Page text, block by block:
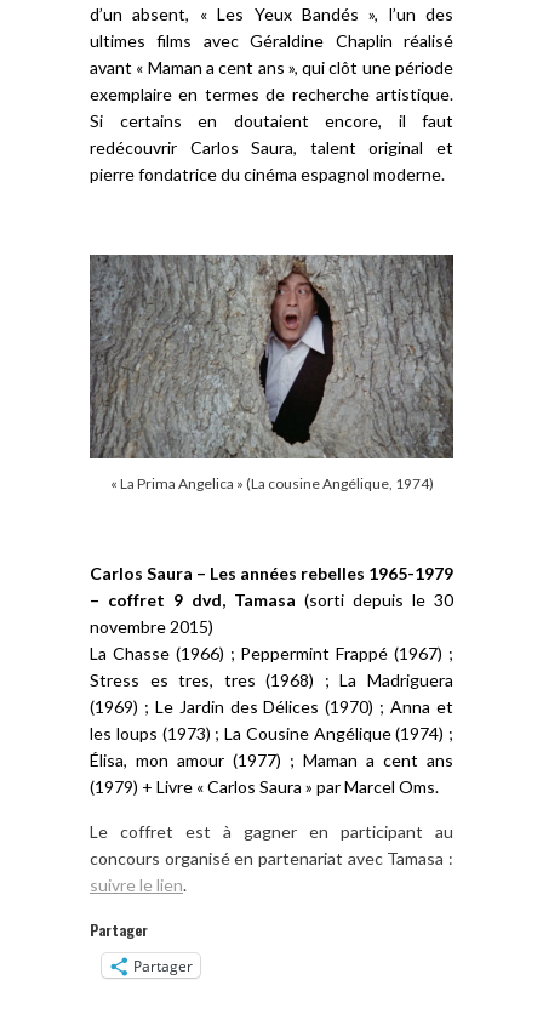
d’un absent, « Les Yeux Bandés », l’un des
ultimes films avec Géraldine Chaplin réalisé
avant « Maman a cent ans », qui clôt une période
exemplaire en termes de recherche artistique.
Si certains en doutaient encore, il faut
redécouvrir Carlos Saura, talent original et
pierre fondatrice du cinéma espagnol moderne.
« La Prima Angelica » (La cousine Angélique, 1974)
Carlos Saura – Les années rebelles 1965-1979
– coffret 9 dvd, Tamasa (sorti depuis le 30
novembre 2015)
La Chasse (1966) ; Peppermint Frappé (1967) ;
Stress es tres, tres (1968) ; La Madriguera
(1969) ; Le Jardin des Délices (1970) ; Anna et
les loups (1973) ; La Cousine Angélique (1974) ;
Élisa, mon amour (1977) ; Maman a cent ans
(1979) + Livre « Carlos Saura » par Marcel Oms.
Le coffret est à gagner en participant au
concours organisé en partenariat avec Tamasa :
suivre le lien.
Partager
Partager